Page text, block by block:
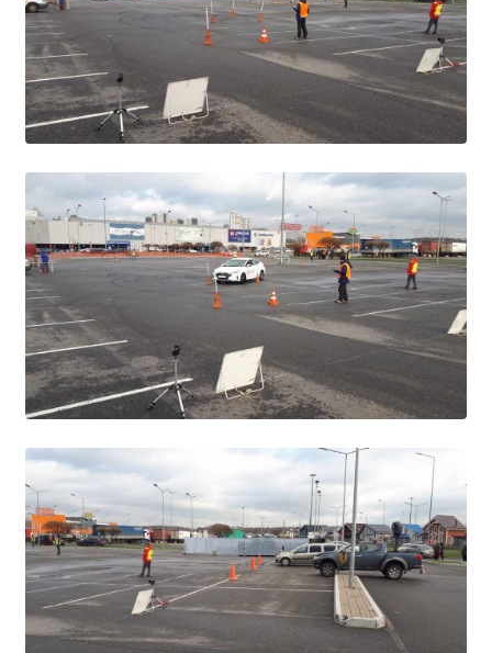
Структура и органы управления образовательной
организацией
Документы
Образование
Образовательные стандарты и требования
Педагогический состав
Материально-техническое обеспечение и
оснащенность образовательного процесса.
Доступная среда
Стипендии и меры поддержки обучающихся
Платные образовательные услуги
Финансово-хозяйственная деятельность
Вакантные места для приёма (перевода)
Организация питания в образовательной
организации
УЧЕБНАЯ РАБОТА
Расписание занятий
Заочное отделение
Локальные акты